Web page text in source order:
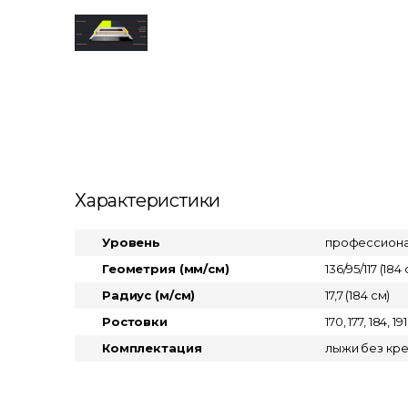
Характеристики
Уровень
Геометрия (мм/см)
136/95/117 (184
Радиус (м/см)
17,7 (184 см)
Ростовки
170, 177, 184, 191
Комплектация
лыжи без